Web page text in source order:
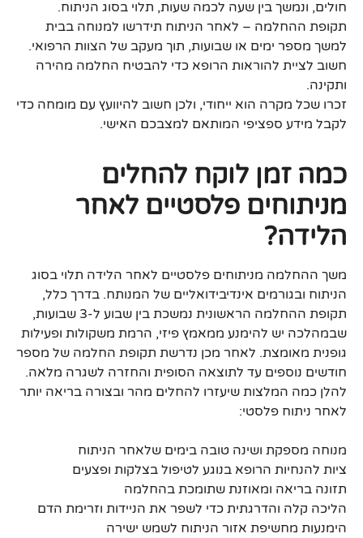
חולים, ונמשך בין שעה לכמה שעות, תלוי בסוג הניתוח.
תקופת ההחלמה – לאחר הניתוח תידרשו למנוחה בבית
למשך מספר ימים או שבועות, תוך מעקב של הצוות הרפואי.
חשוב לציית להוראות הרופא כדי להבטיח החלמה מהירה
ותקינה.
זכרו שכל מקרה הוא ייחודי, ולכן חשוב להיוועץ עם מומחה כדי
לקבל מידע ספציפי המותאם למצבכם האישי.
כמה זמן לוקח להחלים
מניתוחים פלסטיים לאחר
הלידה?
משך ההחלמה מניתוחים פלסטיים לאחר הלידה תלוי בסוג
הניתוח ובגורמים אינדיבידואליים של המנותח. בדרך כלל,
תקופת ההחלמה הראשונית נמשכת בין שבוע ל-3 שבועות,
שבמהלכה יש להימנע ממאמץ פיזי, הרמת משקולות ופעילות
גופנית מאומצת. לאחר מכן נדרשת תקופת החלמה של מספר
חודשים נוספים עד לתוצאה הסופית והחזרה לשגרה מלאה.
להלן כמה המלצות שיעזרו להחלים מהר ובצורה בריאה יותר
לאחר ניתוח פלסטי:
מנוחה מספקת ושינה טובה בימים שלאחר הניתוח
ציות להנחיות הרופא בנוגע לטיפול בצלקות ופצעים
תזונה בריאה ומאוזנת שתומכת בהחלמה
הליכה קלה והדרגתית כדי לשפר את הניידות וזרימת הדם
הימנעות מחשיפת אזור הניתוח לשמש ישירה